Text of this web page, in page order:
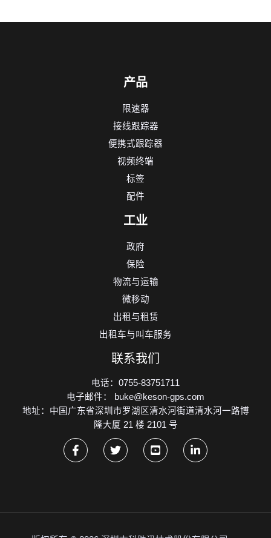
产品
限速器
接线跟踪器
便携式跟踪器
视频终端
标签
配件
工业
政府
保险
物流与运输
微移动
出租与租赁
出租车与叫车服务
联系我们
电话：0755-83751711
电子邮件： buke@keson-gps.com
地址：中国广东省深圳市罗湖区清水河街道清水河一路博
隆大厦 21 楼 2101 号